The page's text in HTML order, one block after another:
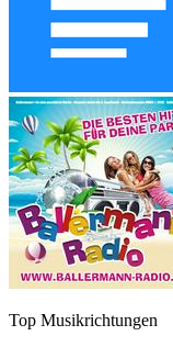
Top Musikrichtungen